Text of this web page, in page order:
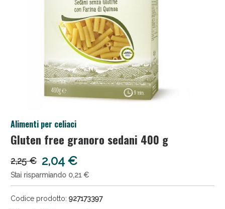
Alimenti per celiaci
Gluten free granoro sedani 400 g
2,25 € 2,04 €
Stai risparmiando 0,21 €
Codice prodotto: 927173397
Salini e Multivitaminici: oggi Sconto extra fino al